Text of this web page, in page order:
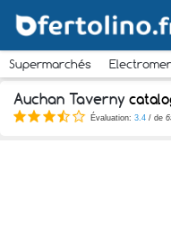
Supermarchés
Auchan Taverny
Évaluation: 3.4 / de